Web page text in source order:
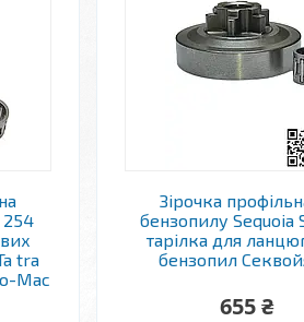
254
tra
Mac
Зірочка
бензопилу Sequoia
тарілка для
бензопил
655 ₴